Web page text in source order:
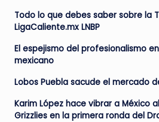
Todo lo que debes saber sobre la
LigaCaliente.mx LNBP
El espejismo del profesionalismo
mexicano
Lobos Puebla sacude el mercado
Karim López hace vibrar a México
Grizzlies en la primera ronda del